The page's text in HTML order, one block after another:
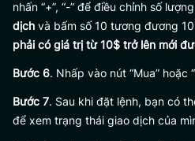
nhấn “+”, “-” để điều chỉnh số
dịch và bấm số 10 tương đương
phải có giá trị từ 10$ trở lên mới
Bước 6. Nhấp vào nút “Mua” hoặc
Bước 7. Sau khi đặt lệnh, bạn có
để xem trạng thái giao dịch của